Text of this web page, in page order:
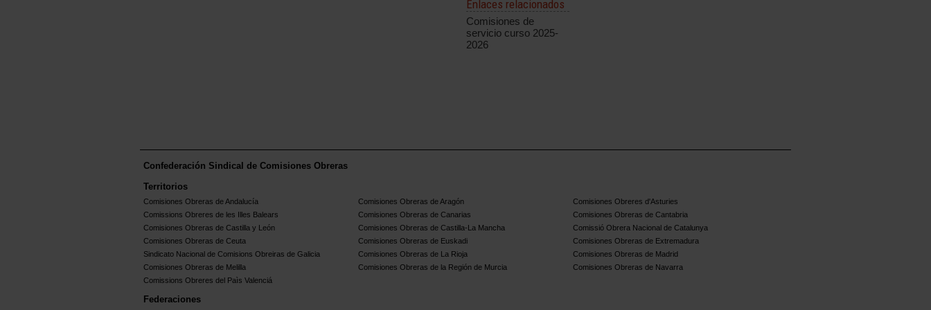
Enlaces relacionados
Comisiones de
servicio curso 2025-
2026
Confederación Sindical de Comisiones Obreras
Territorios
Comisiones Obreras de Andalucía Comisiones Obreras de Aragón
Comisiones Obreres d'Asturies
Comissions Obreres de les Illes Balears
Comisiones Obreras de Canarias
Comisiones Obreras de Cantabria
Comisiones Obreras de Castilla y León
Comisiones Obreras de Castilla-La Mancha
Comissió Obrera Nacional de Catalunya
Comisiones Obreras de Ceuta
Comisiones Obreras de Euskadi
Comisiones Obreras de Extremadura
Sindicato Nacional de Comisions Obreiras de Galicia
Comisiones Obreras de La Rioja
Comisiones Obreras de Madrid
Comisiones Obreras de Melilla
Comisiones Obreras de la Región de Murcia
Comisiones Obreras de Navarra
Comissions Obreres del Paìs Valenciá
Federaciones